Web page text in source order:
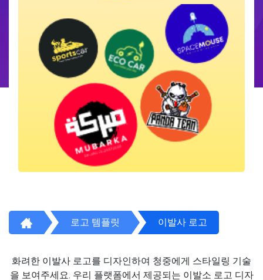
로고 템플릿 이발사 로고
화려한 이발사 로고를 디자인하여 청중에게 스타일링 기술
을 보여주세요. 우리 플랫폼에서 제공되는 이발소 로고 디자